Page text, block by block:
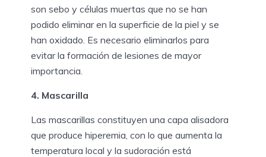
son sebo y células muertas que no se han
podido eliminar en la superficie de la piel y se
han oxidado. Es necesario eliminarlos para
evitar la formación de lesiones de mayor
importancia.
4. Mascarilla
Las mascarillas constituyen una capa alisadora
que produce hiperemia, con lo que aumenta la
temperatura local y la sudoración está